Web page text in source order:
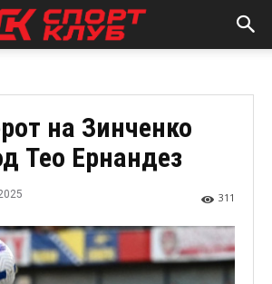
на Зинченко
Тео Ернандез
311